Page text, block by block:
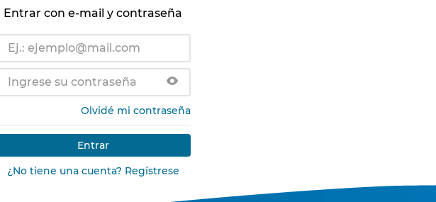
Entrar con e-mail y contraseña
Olvidé mi contraseña
Entrar
¿No tiene una cuenta? Regístrese